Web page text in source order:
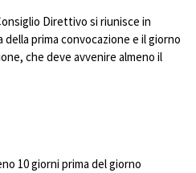
Direttivo si riunisce in
della prima convocazione e il giorno
che deve avvenire almeno il
10 giorni prima del giorno